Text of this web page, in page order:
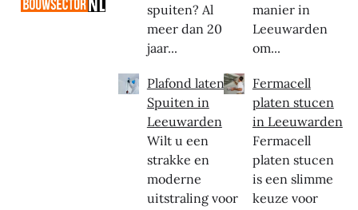
spuiten? Al
meer dan 20
jaar...
Plafond laten
Spuiten in
Leeuwarden
Wilt u een
strakke en
moderne
uitstraling voor
manier in
Leeuwarden
om...
Fermacell
platen stucen
in Leeuwarden
Fermacell
platen stucen
is een slimme
keuze voor